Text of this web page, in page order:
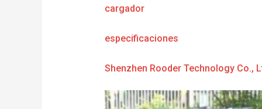
cargador
especificaciones
Shenzhen Rooder Technology Co.,